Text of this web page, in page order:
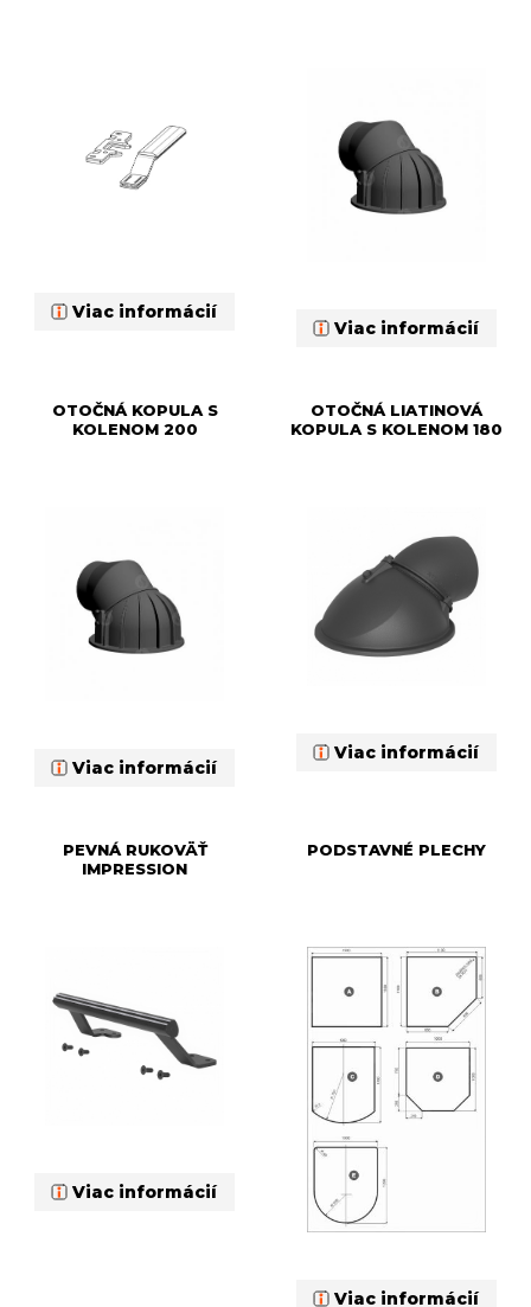
Viac informácií
Viac informácií
OTOČNÁ KOPULA S
KOLENOM 200
Viac informácií
OTOČNÁ LIATINOVÁ
KOPULA S KOLENOM 180
Viac informácií
PEVNÁ RUKOVÄŤ
IMPRESSION
Viac informácií
PODSTAVNÉ PLECHY
Viac informácií